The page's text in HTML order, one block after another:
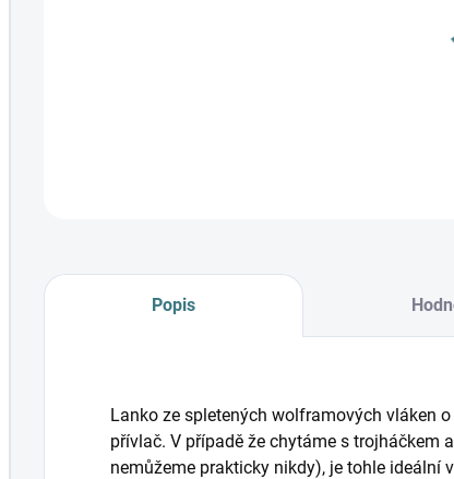
Popis
Lanko ze spletených wolframových vláken
přívlač. V případě že chytáme s trojháčkem
nemůžeme prakticky nikdy), je tohle ideální